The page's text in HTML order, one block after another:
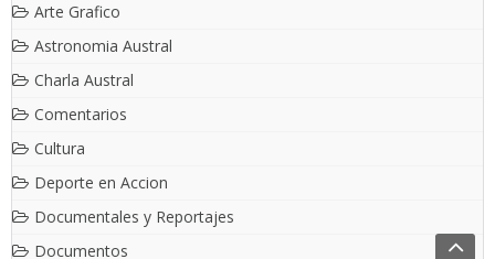
Arte Grafico
Astronomia Austral
Charla Austral
Comentarios
Cultura
Deporte en Accion
Documentales y Reportajes
Documentos